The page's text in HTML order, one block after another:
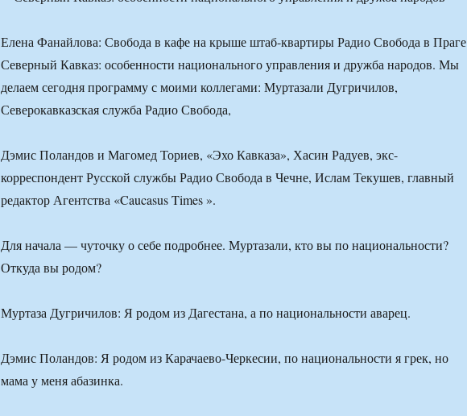
Елена Фанайлова: Свобода в кафе на крыше штаб-квартиры Радио Свобода в
Северный Кавказ: особенности национального управления и дружба народов. Мы
делаем сегодня программу с моими коллегами: Муртазали Дугричилов,
Северокавказская служба Радио Свобода,
Дэмис Поландов и Магомед Ториев, «Эхо Кавказа», Хасин Радуев, экс-
корреспондент Русской службы Радио Свобода в Чечне, Ислам Текушев, главный
редактор Агентства «Caucasus Times ».
Для начала — чуточку о себе подробнее. Муртазали, кто вы по национальности?
Откуда вы родом?
Муртаза Дугричилов: Я родом из Дагестана, а по национальности аварец.
Дэмис Поландов: Я родом из Карачаево-Черкесии, по национальности я грек, но
мама у меня абазинка.